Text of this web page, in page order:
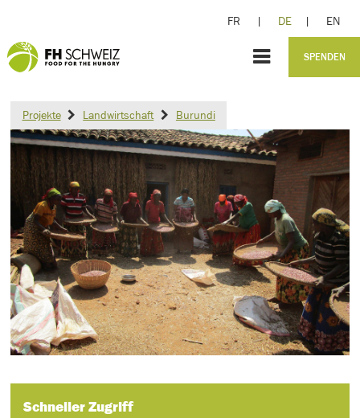
FR | DE | EN
SPENDEN
Projekte Landwirtschaft Burundi
Schneller Zugriff